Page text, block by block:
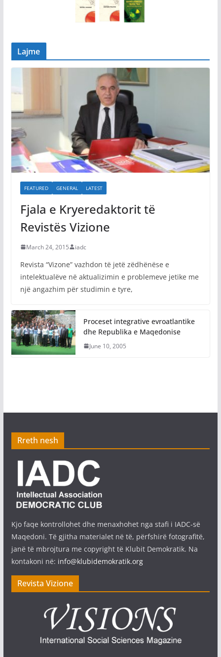
Lajme
FEATURED GENERAL LATEST
Fjala e Kryeredaktorit të
Revistës Vizione
March 24, 2015 iadc
Revista “Vizone” vazhdon të jetë zëdhënëse e
intelektualëve në aktualizimin e problemeve jetike me
një angazhim për studimin e tyre,
Proceset integrative evroatlantike
dhe Republika e Maqedonise
June 10, 2005
Rreth nesh
Kjo faqe kontrollohet dhe menaxhohet nga stafi i IADC-së
Maqedoni. Të gjitha materialet në të, përfshirë fotografitë,
janë të mbrojtura me copyright të Klubit Demokratik. Na
kontakoni në: info@klubidemokratik.org
Revista Vizione